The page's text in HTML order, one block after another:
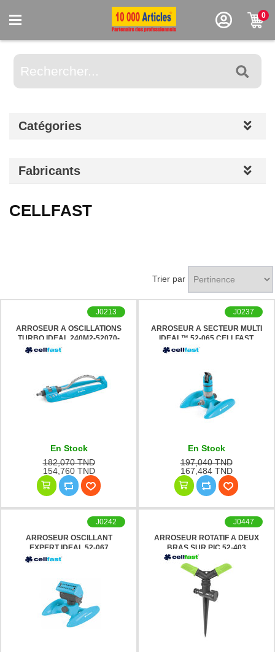
0
Catégories
Fabricants
CELLFAST
Trier par
ARROSEUR A OSCILLATIONS
TURBO IDEAL 240M2-52070-
CELLFAST
J0213
En Stock
182,070 TND
154,760 TND
ARROSEUR A SECTEUR MULTI
IDEAL™ 52-065 CELLFAST
J0237
En Stock
197,040 TND
167,484 TND
ARROSEUR OSCILLANT
EXPERT IDEAL 52-067
CELLFAST
J0242
ARROSEUR ROTATIF A DEUX
BRAS SUR PIC 52-403
CELLFAST
J0447